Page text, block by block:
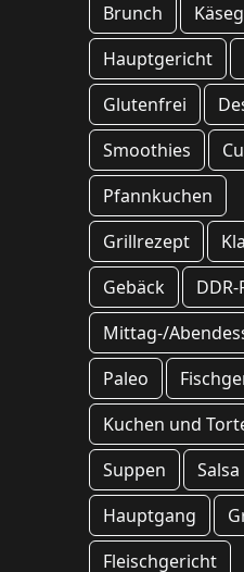
Brunch
Hauptgericht
Glutenfrei
Smoothies
Pfannkuchen
Grillrezept
Gebäck
Mittag-/
Paleo
Kuchen und
Suppen
Salsa
Hauptgang
Fleischgericht